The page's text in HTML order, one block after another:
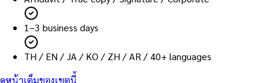
1–3 business days
TH / EN / JA / KO / ZH / AR / 40+ languages
ดูหน้าเต็มของเขตนี้